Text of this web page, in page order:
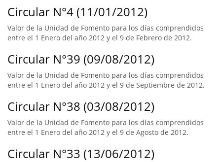
Circular N°4 (11/01/2012)
Valor de la Unidad de Fomento para los días comprendidos
entre el 1 Enero del año 2012 y el 9 de Febrero de 2012.
Circular N°39 (09/08/2012)
Valor de la Unidad de Fomento para los días comprendidos
entre el 1 Enero del año 2012 y el 9 de Septiembre de 2012.
Circular N°38 (03/08/2012)
Valor de la Unidad de Fomento para los días comprendidos
entre el 1 Enero del año 2012 y el 9 de Agosto de 2012.
Circular N°33 (13/06/2012)